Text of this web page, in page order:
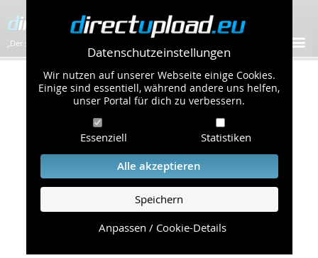
Datenschutzeinstellungen
Wir nutzen auf unserer Webseite einige Cookies.
Einige sind essentiell, während andere uns helfen,
unser Portal für dich zu verbessern.
Essenziell Statistiken
Alle akzeptieren
Speichern
Anpassen / Cookie-Details
„Der schnellste Bilder-Hoster im Web!”
Kontakt & Support
Um eine schnelle und unkomplizierte
Bearbeitung Ihres Problems zu gewährleisten,
bitten wir Sie,
folgende Punkte zu beachten und einzuhalten.
Die schnellste Hilfe finden Sie auf unserer
Seite, die die häufig gestellten Fragen